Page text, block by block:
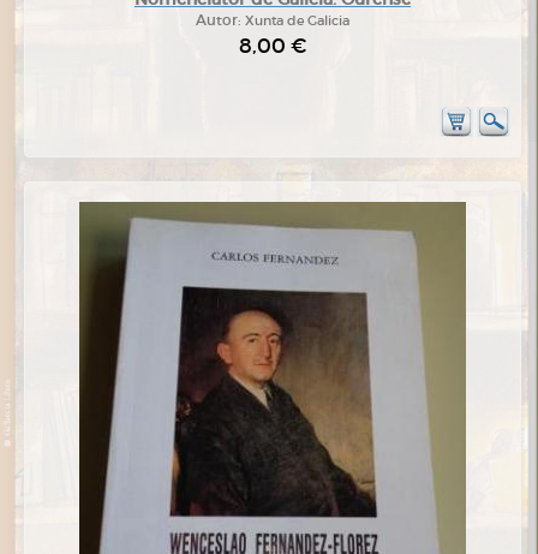
Autor: Xunta de Galicia
8,00 €